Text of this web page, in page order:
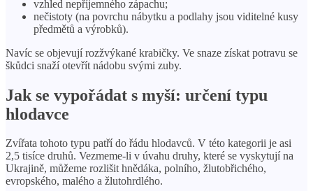
vzhled nepříjemného zápachu;
nečistoty (na povrchu nábytku a podlahy jsou viditelné kusy
předmětů a výrobků).
Navíc se objevují rozžvýkané krabičky. Ve snaze získat potravu se
škůdci snaží otevřít nádobu svými zuby.
Jak se vypořádat s myší: určení typu
hlodavce
Zvířata tohoto typu patří do řádu hlodavců. V této kategorii je asi
2,5 tisíce druhů. Vezmeme-li v úvahu druhy, které se vyskytují na
Ukrajině, můžeme rozlišit hnědáka, polního, žlutobřichého,
evropského, malého a žlutohrdlého.